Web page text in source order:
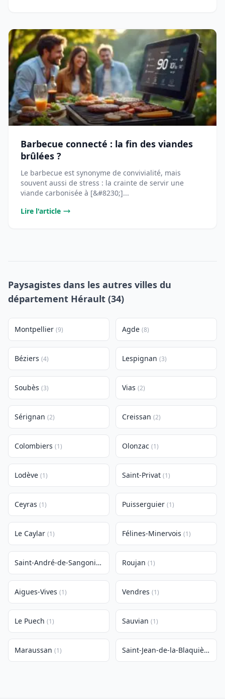
Barbecue connecté : la fin des viandes
brûlées ?
Le barbecue est synonyme de convivialité, mais
souvent aussi de stress : la crainte de servir une
viande carbonisée à [&#8230;]...
Lire l'article
Paysagistes dans les autres villes du
département Hérault (34)
Montpellier (9) Agde (8)
Béziers (4) Lespignan (3)
Soubès (3) Vias (2)
Sérignan (2) Creissan (2)
Colombiers (1) Olonzac (1)
Lodève (1) Saint-Privat (1)
Ceyras (1) Puisserguier (1)
Le Caylar (1) Félines-Minervois (1)
Saint-André-de-Sangonis Roujan (1)
Aigues-Vives (1) Vendres (1)
Le Puech (1) Sauvian (1)
Maraussan (1) Saint-Jean-de-la-Blaquière